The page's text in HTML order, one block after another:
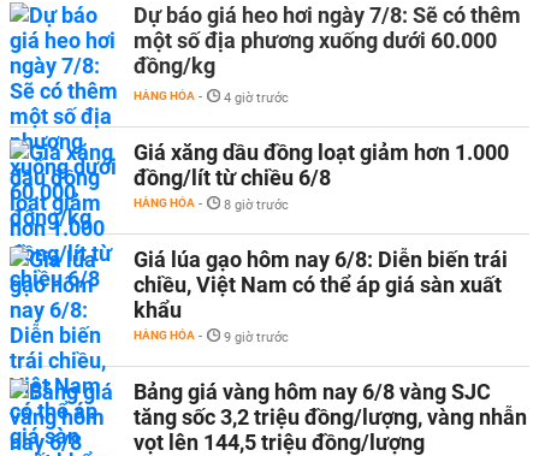
Dự báo giá heo hơi ngày 7/8: Sẽ có thêm
một số địa phương xuống dưới 60.000
đồng/kg
HÀNG HÓA - 4 giờ trước
Giá xăng dầu đồng loạt giảm hơn 1.000
đồng/lít từ chiều 6/8
HÀNG HÓA - 8 giờ trước
Giá lúa gạo hôm nay 6/8: Diễn biến trái
chiều, Việt Nam có thể áp giá sàn xuất
khẩu
HÀNG HÓA - 9 giờ trước
Bảng giá vàng hôm nay 6/8 vàng SJC
tăng sốc 3,2 triệu đồng/lượng, vàng nhẫn
vọt lên 144,5 triệu đồng/lượng